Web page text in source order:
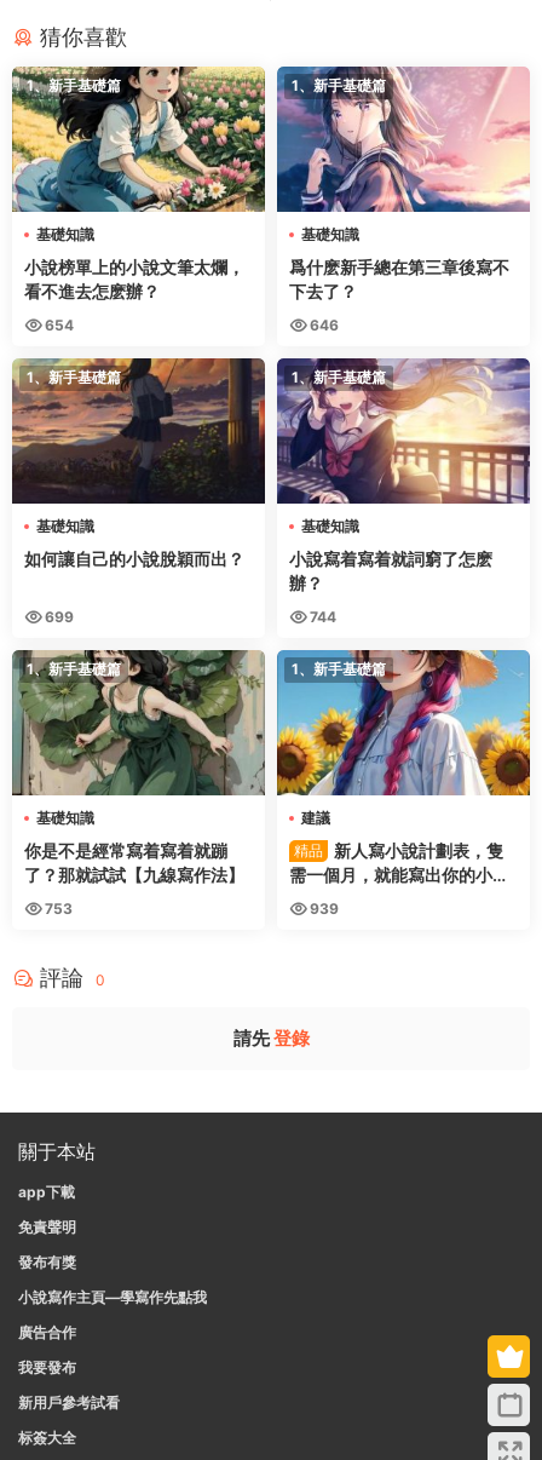
猜你喜歡
1、新手基礎篇
基礎知識
小說榜單上的小說文筆太爛，
看不進去怎麽辦？
654
1、新手基礎篇
基礎知識
爲什麽新手總在第三章後寫不
下去了？
646
1、新手基礎篇
基礎知識
如何讓自己的小說脫穎而出？
699
1、新手基礎篇
基礎知識
小說寫着寫着就詞窮了怎麽
辦？
744
1、新手基礎篇
基礎知識
你是不是經常寫着寫着就蹦
了？那就試試【九線寫作法】
753
1、新手基礎篇
建議
精品
新人寫小說計劃表，隻
需一個月，就能寫出你的小
說。939
評論 0
請先登錄
關于本站
app下載
免責聲明
發布有獎
小說寫作主頁—學寫作先點我
廣告合作
我要發布
新用戶參考試看
标簽大全